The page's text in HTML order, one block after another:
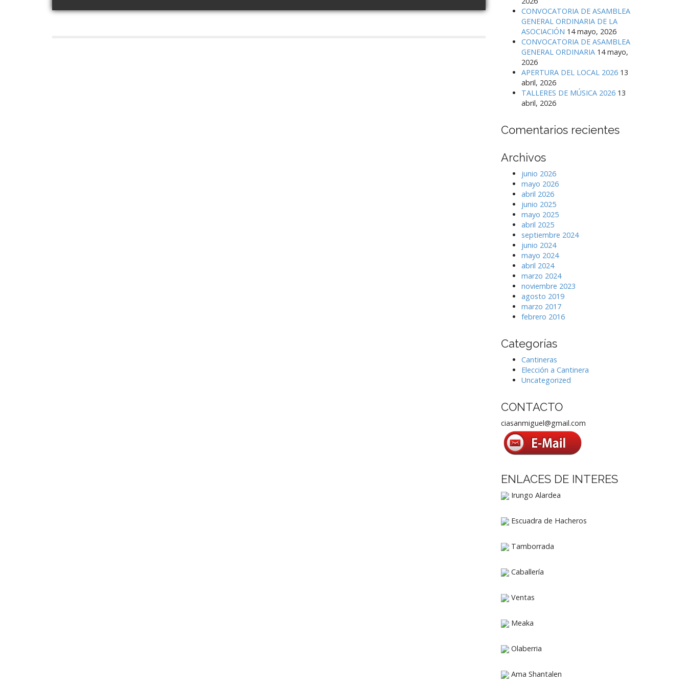
CONVOCATORIA DE ASAMBLEA
GENERAL ORDINARIA DE LA
ASOCIACIÓN 14 mayo, 2026
CONVOCATORIA DE ASAMBLEA
GENERAL ORDINARIA 14 mayo,
2026
APERTURA DEL LOCAL 2026 13
abril, 2026
TALLERES DE MÚSICA 2026 13
abril, 2026
Comentarios recientes
Archivos
junio 2026
mayo 2026
abril 2026
junio 2025
mayo 2025
abril 2025
septiembre 2024
junio 2024
mayo 2024
abril 2024
marzo 2024
noviembre 2023
agosto 2019
marzo 2017
febrero 2016
Categorías
Cantineras
Elección a Cantinera
Uncategorized
CONTACTO
ciasanmiguel@gmail.com
ENLACES DE INTERES
Irungo Alardea
Escuadra de Hacheros
Tamborrada
Caballería
Ventas
Meaka
Olaberria
Ama Shantalen